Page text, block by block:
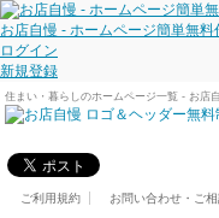
お店自慢 - ホームページ簡単無料
ログイン
新規登録
住まい・暮らしのホームページ一覧 - お店
ご利用規約 お問い合わせ・ご相